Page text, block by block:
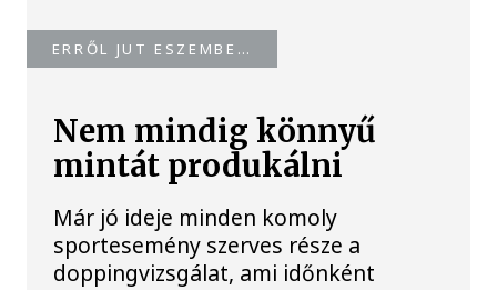
ERRŐL JUT ESZEMBE…
Nem mindig könnyű
mintát produkálni
Már jó ideje minden komoly
sportesemény szerves része a
doppingvizsgálat, ami időnként